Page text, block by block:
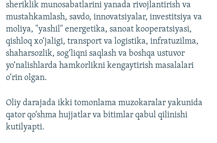
sheriklik munosabatlarini yanada rivojlantirish va
mustahkamlash, savdo, innovatsiyalar, investitsiya va
moliya, "yashil" energetika, sanoat kooperatsiyasi,
qishloq xo‘jaligi, transport va logistika, infratuzilma,
shaharsozlik, sog‘liqni saqlash va boshqa ustuvor
yo‘nalishlarda hamkorlikni kengaytirish masalalari
o‘rin olgan.
Oliy darajada ikki tomonlama muzokaralar yakunida
qator qo‘shma hujjatlar va bitimlar qabul qilinishi
kutilyapti.